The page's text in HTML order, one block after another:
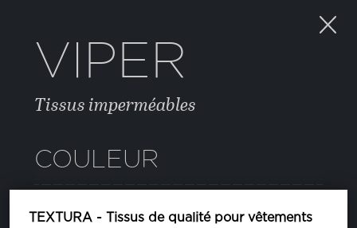
TEXTURA - Tissus de qualité pour vêtements
VIPER
Tissus imperméables
COULEUR